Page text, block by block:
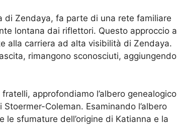
di Zendaya, fa parte di una rete familiare
lontana dai riflettori. Questo approccio a
alla carriera ad alta visibilità di Zendaya.
rimangono sconosciuti, aggiungendo
approfondiamo l’albero genealogico
Coleman. Esaminando l’albero
sfumature dell’origine di Katianna e la